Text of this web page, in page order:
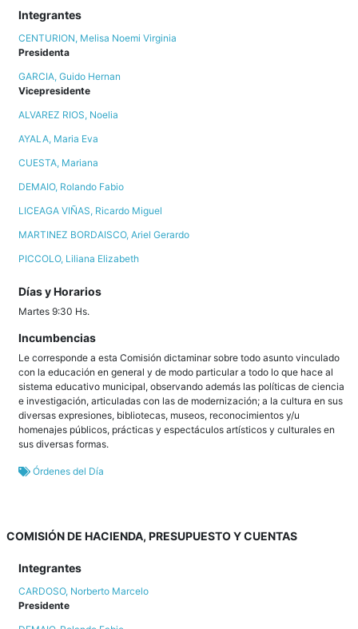
Integrantes
CENTURION, Melisa Noemi Virginia
Presidenta
GARCIA, Guido Hernan
Vicepresidente
ALVAREZ RIOS, Noelia
AYALA, Maria Eva
CUESTA, Mariana
DEMAIO, Rolando Fabio
LICEAGA VIÑAS, Ricardo Miguel
MARTINEZ BORDAISCO, Ariel Gerardo
PICCOLO, Liliana Elizabeth
Días y Horarios
Martes 9:30 Hs.
Incumbencias
Le corresponde a esta Comisión dictaminar sobre todo asunto vinculado
con la educación en general y de modo particular a todo lo que hace al
sistema educativo municipal, observando además las políticas de ciencia
e investigación, articuladas con las de modernización; a la cultura en sus
diversas expresiones, bibliotecas, museos, reconocimientos y/u
homenajes públicos, prácticas y espectáculos artísticos y culturales en
sus diversas formas.
Órdenes del Día
COMISIÓN DE HACIENDA, PRESUPUESTO Y CUENTAS
Integrantes
CARDOSO, Norberto Marcelo
Presidente